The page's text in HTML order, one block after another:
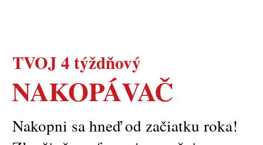
TVOJ 4 týždňový
NAKOPÁVAČ
Nakopni sa hneď od začiatku roka!